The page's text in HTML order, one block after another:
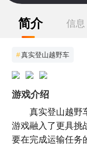
简介 信息
#真实登山越野车
游戏介绍
真实登山越野
游戏融入了更具挑
要在完成运输任务